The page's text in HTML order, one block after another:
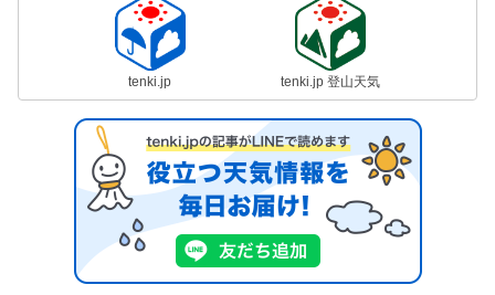
tenki.jp tenki.jp 登山天気